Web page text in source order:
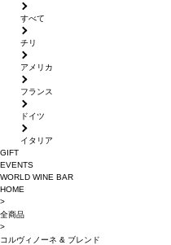
すべて
チリ
アメリカ
フランス
ドイツ
イタリア
GIFT
EVENTS
WORLD WINE BAR
HOME
>
全商品
>
コルヴィノーネ & ブレンド